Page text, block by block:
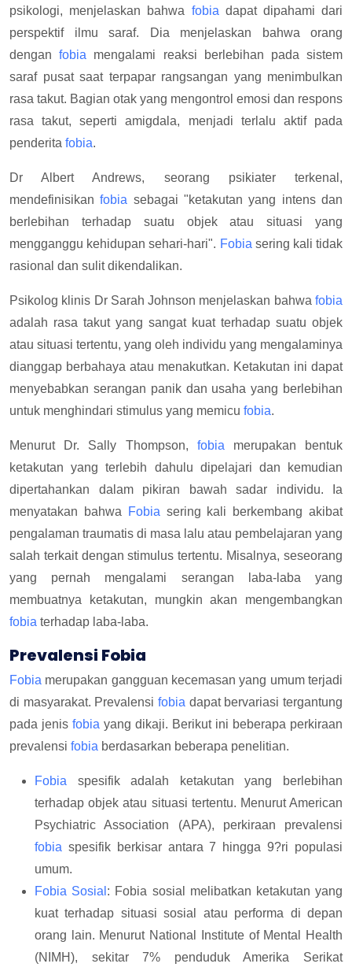
psikologi, menjelaskan bahwa fobia dapat dipahami dari
perspektif ilmu saraf. Dia menjelaskan bahwa orang
denganfobia mengalami reaksi berlebihan pada sistem
saraf pusat saat terpapar rangsangan yang menimbulkan
rasa takut. Bagian otak yang mengontrol emosi dan respons
rasa takut, seperti amigdala, menjadi terlalu aktif pada
penderita fobia.
Dr Albert Andrews, seorang psikiater terkenal,
mendefinisikanfobia sebagai "ketakutan yang intens dan
berlebihan terhadap suatu objek atau situasi yang
mengganggu kehidupan sehari-hari". Fobia sering kali tidak
rasional dan sulit dikendalikan.
Psikolog klinis Dr Sarah Johnson menjelaskan bahwa fobia
adalah rasa takut yang sangat kuat terhadap suatu objek
atau situasi tertentu, yang oleh individu yang mengalaminya
dianggap berbahaya atau menakutkan. Ketakutan ini dapat
menyebabkan serangan panik dan usaha yang berlebihan
untuk menghindari stimulus yang memicu fobia.
Menurut Dr. Sally Thompson, fobia merupakan bentuk
ketakutan yang terlebih dahulu dipelajari dan kemudian
dipertahankan dalam pikiran bawah sadar individu. Ia
menyatakan bahwa
Fobia sering kali berkembang akibat
pengalaman traumatis di masa lalu atau pembelajaran yang
salah terkait dengan stimulus tertentu. Misalnya, seseorang
yang pernah mengalami serangan laba-laba yang
membuatnya ketakutan, mungkin akan mengembangkan
fobia terhadap laba-laba.
Prevalensi Fobia
Fobia merupakan gangguan kecemasan yang umum terjadi
di masyarakat. Prevalensi fobia dapat bervariasi tergantung
pada jenis fobia yang dikaji. Berikut ini beberapa perkiraan
prevalensi fobia berdasarkan beberapa penelitian.
Fobia spesifik adalah ketakutan yang berlebihan
terhadap objek atau situasi tertentu. Menurut American
Psychiatric Association (APA), perkiraan prevalensi
fobia spesifik berkisar antara 7 hingga 9?ri populasi
umum.
Fobia Sosial : Fobia sosial melibatkan ketakutan yang
kuat terhadap situasi sosial atau performa di depan
orang lain. Menurut National Institute of Mental Health
(NIMH), sekitar 7% penduduk Amerika Serikat